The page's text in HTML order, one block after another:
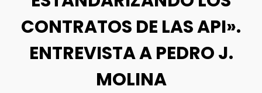
CONTRATOS DE LAS API».
ENTREVISTA A PEDRO J.
MOLINA